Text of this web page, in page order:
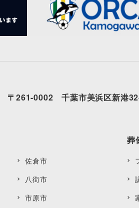
〒261-0002 千葉市美浜区新港
佐倉市
八街市
市原市
葬